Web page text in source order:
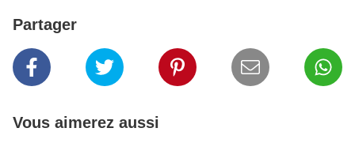
Partager
Vous aimerez aussi